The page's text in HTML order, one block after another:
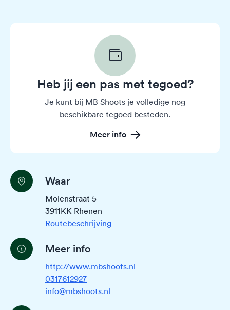
Heb jij een pas met tegoed?
Je kunt bij MB Shoots je volledige nog
beschikbare tegoed besteden.
Meer info
Waar
Molenstraat 5
3911KK Rhenen
Routebeschrijving
Meer info
http://www.mbshoots.nl
0317612927
info@mbshoots.nl